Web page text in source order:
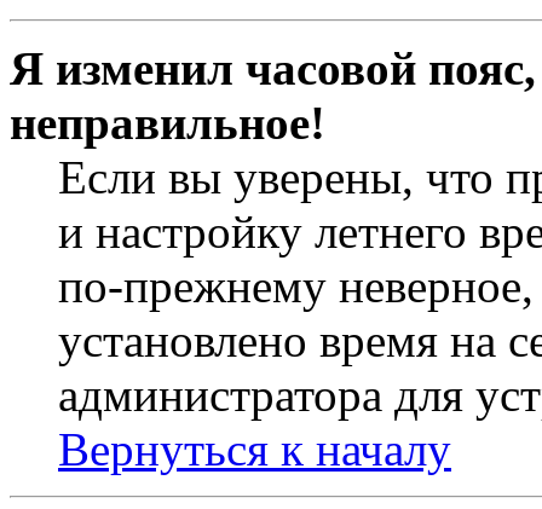
Я изменил часовой
неправильное!
Если вы уверены, что
и настройку летнего
по-прежнему неверное,
установлено время на
администратора для
Вернуться к началу